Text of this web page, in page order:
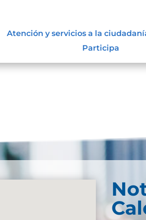
Atención y servicios a la
Participa